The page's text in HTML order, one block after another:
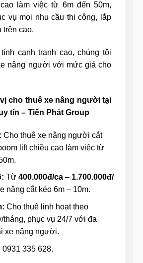
làm việc từ 6m đến 50m,
vụ mọi nhu cầu thi công, lắp
trên cao.
cạnh tranh cao, chúng tôi
nâng người với mức giá cho
cho thuê xe nâng người tại
tín – Tiến Phát Group
Cho thuê xe nâng người cắt
lift chiều cao làm việc từ
Từ 400.000đ/ca– 1.700.000đ/
nâng cắt kéo 6m – 10m.
Cho thuê linh hoạt theo
tháng, phục vụ 24/7 với đa
xe nâng người.
0931 335 628.